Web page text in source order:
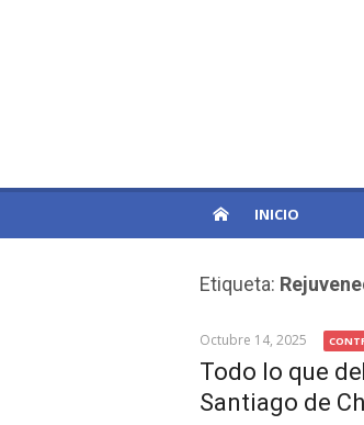
INICIO
Etiqueta:
Octubre 14, 2025
Todo lo que
Santiago de